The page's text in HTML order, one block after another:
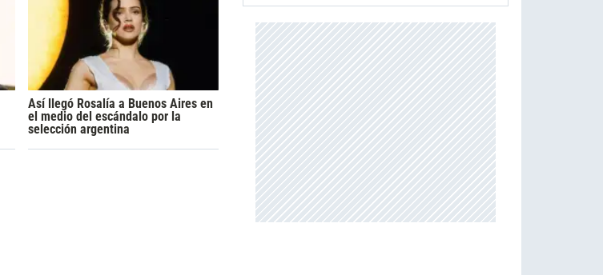
Así llegó Rosalía a Buenos Aires en
el medio del escándalo por la
selección argentina